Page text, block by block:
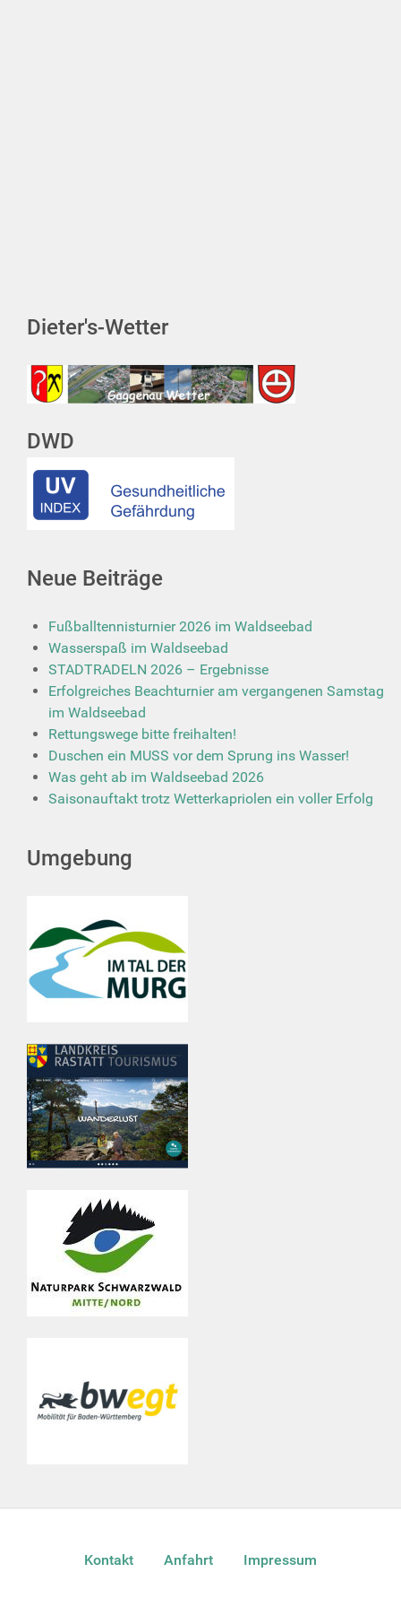
Dieter's-Wetter
DWD
Neue Beiträge
Fußballtennisturnier 2026 im Waldseebad
Wasserspaß im Waldseebad
STADTRADELN 2026 – Ergebnisse
Erfolgreiches Beachturnier am vergangenen Samstag
im Waldseebad
Rettungswege bitte freihalten!
Duschen ein MUSS vor dem Sprung ins Wasser!
Was geht ab im Waldseebad 2026
Saisonauftakt trotz Wetterkapriolen ein voller Erfolg
Umgebung
Kontakt Anfahrt Impressum